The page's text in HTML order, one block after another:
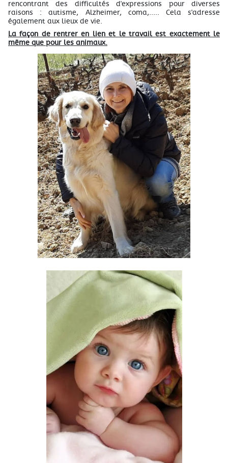
rencontrant des difficultés d'expressions pour diverses
raisons : autisme, Alzheimer, coma,..... Cela s'adresse
également aux lieux de vie.
La façon de rentrer en lien et le travail est exactement le
même que pour les animaux.